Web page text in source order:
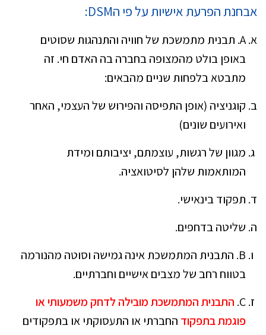
אבחנת הפרעת אישיות על פי הDSM:
A. תבנית מתמשכת של חוויה והתנהגות שסוטים
באופן בולט מהמצופה בחברה בה האדם חי. זה
מתבטא בלפחות שניים מהבאים:
קוגניציה (אופן התפיסה והפירוש של העצמי, האחר
ואירועים שונים)
מגוון של רגשות, עוצמתם, יציבותם ומידת
המותאמות שלהן לסיטואציה.
תפקוד בינאישי.
שליטה בדחפים.
B. התבנית המתמשכת אינה גמישה וסוטה מהנורמה
בטווח רחב של מצבים אישיים וחברתיים.
C. התבנית המתמשכת מובילה לדחק משמעותי או
פוגמת בתפקוד החברתי או התעסוקתי או בתפקודים